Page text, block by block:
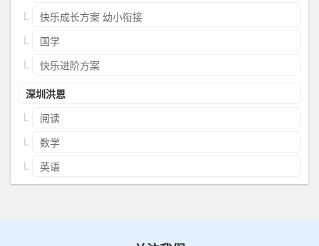
快乐成长方案 幼小衔接
国学
快乐进阶方案
深圳洪恩
阅读
数学
英语